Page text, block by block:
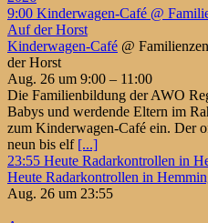
9:00 Kinderwagen-Café @
Auf der Horst
Kinderwagen-Café @
der Horst
Aug. 26 um 9:00 – 11:00
Die Familienbildung der AWO
Babys und werdende Eltern im
zum Kinderwagen-Café ein. Der
neun bis elf [...]
23:55 Heute Radarkontrollen in
Heute Radarkontrollen in
Aug. 26 um 23:55